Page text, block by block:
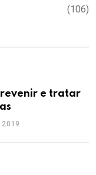
(106)
e tratar
2019